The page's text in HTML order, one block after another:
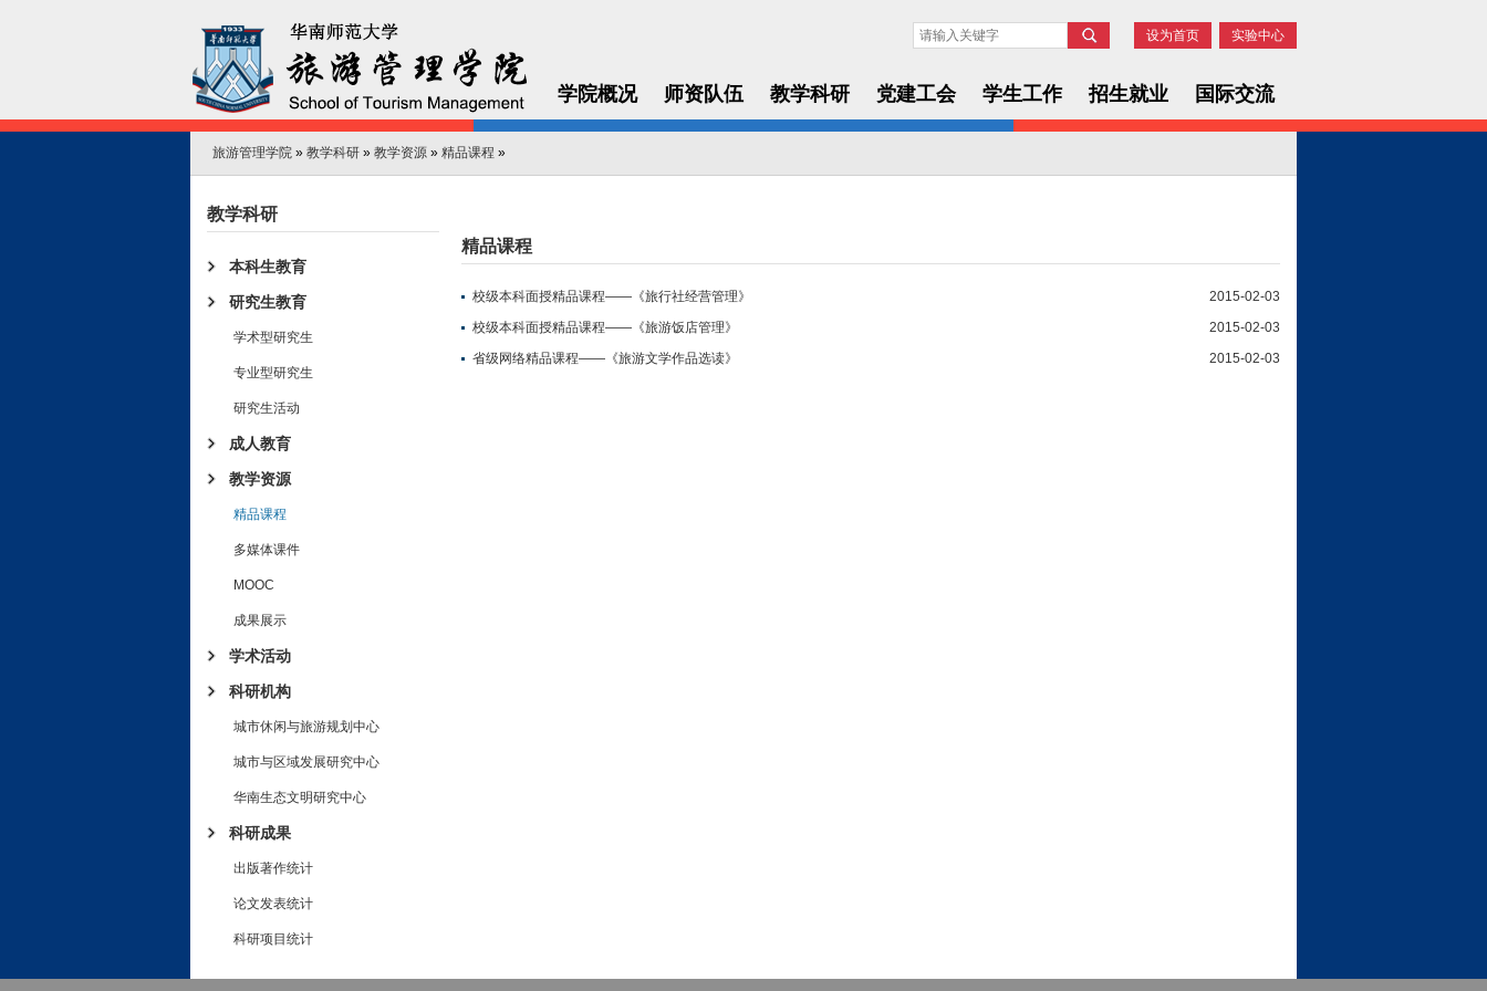
设为首页 实验中心
学院概况 师资队伍 教学科研 党建工会 学生工作 招生就业 国际交流
旅游管理学院 » 教学科研 » 教学资源 » 精品课程 »
教学科研
本科生教育
研究生教育
学术型研究生
专业型研究生
研究生活动
成人教育
教学资源
精品课程
多媒体课件
MOOC
成果展示
学术活动
科研机构
城市休闲与旅游规划中心
城市与区域发展研究中心
华南生态文明研究中心
科研成果
出版著作统计
论文发表统计
科研项目统计
精品课程
2015-02-03
校级本科面授精品课程——《旅行社经营管理》
2015-02-03
校级本科面授精品课程——《旅游饭店管理》
2015-02-03
省级网络精品课程——《旅游文学作品选读》